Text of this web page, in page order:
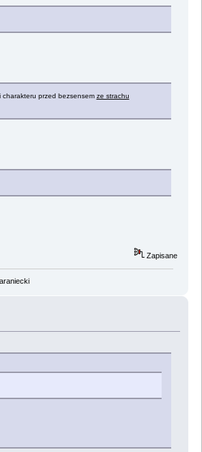
charakteru przed bezsensem ze strachu
Zapisane